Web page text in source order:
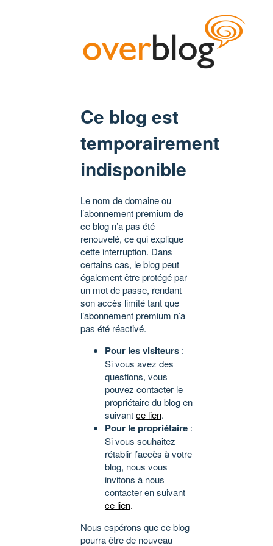
Ce blog est
temporairement
indisponible
Le nom de domaine ou
l’abonnement premium de
ce blog n’a pas été
renouvelé, ce qui explique
cette interruption. Dans
certains cas, le blog peut
également être protégé par
un mot de passe, rendant
son accès limité tant que
l’abonnement premium n’a
pas été réactivé.
Pour les visiteurs :
Si vous avez des
questions, vous
pouvez contacter le
propriétaire du blog en
suivantce lien.
Pour le propriétaire :
Si vous souhaitez
rétablir l’accès à votre
blog, nous vous
invitons à nous
contacter en suivant
ce lien.
Nous espérons que ce blog
pourra être de nouveau